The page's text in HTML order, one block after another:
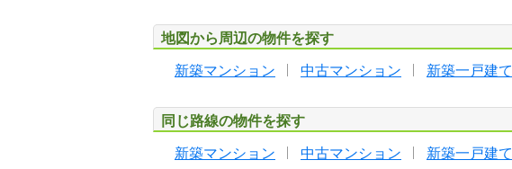
地図から周辺の物件を探す
新築マンション 中古マンション 新築一戸建て
同じ路線の物件を探す
新築マンション 中古マンション 新築一戸建て